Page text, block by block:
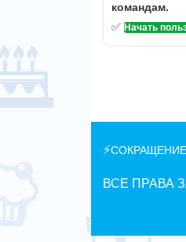
командам.
✅ Начать
⚡
ВСЕ ПРАВА